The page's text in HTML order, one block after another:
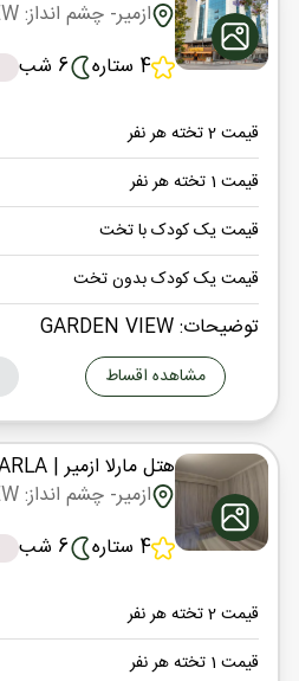
ازمیر- چشم انداز: LAND VIEW
4 ستاره
6 شب
قیمت 2 تخته هر نفر
قیمت 1 تخته هر نفر
قیمت یک کودک با تخت
قیمت یک کودک بدون تخت
توضیحات: GARDEN VIEW
مشاهده اقساط
هتل مارلا ازمیر| HOTEL MARLA
ازمیر- چشم انداز: LAND VIEW
4 ستاره
6 شب
قیمت 2 تخته هر نفر
قیمت 1 تخته هر نفر